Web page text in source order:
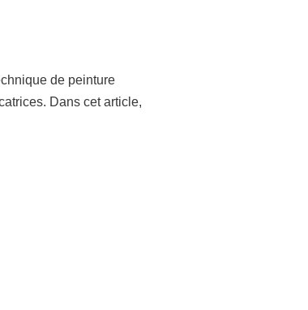
de peinture
Dans cet article,